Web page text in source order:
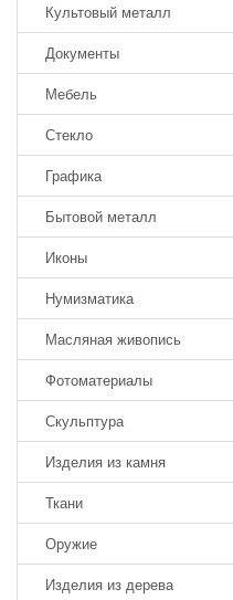
Культовый металл
Документы
Мебель
Стекло
Графика
Бытовой металл
Иконы
Нумизматика
Масляная живопись
Фотоматериалы
Скульптура
Изделия из камня
Ткани
Оружие
Изделия из дерева